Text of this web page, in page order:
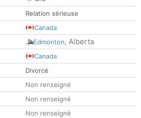
Relation sérieuse
Canada
Edmonton, Alberta
Canada
Divorcé
Non renseigné
Non renseigné
Non renseigné